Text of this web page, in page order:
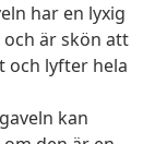
har en lyxig
är skön att
och lyfter hela
kan